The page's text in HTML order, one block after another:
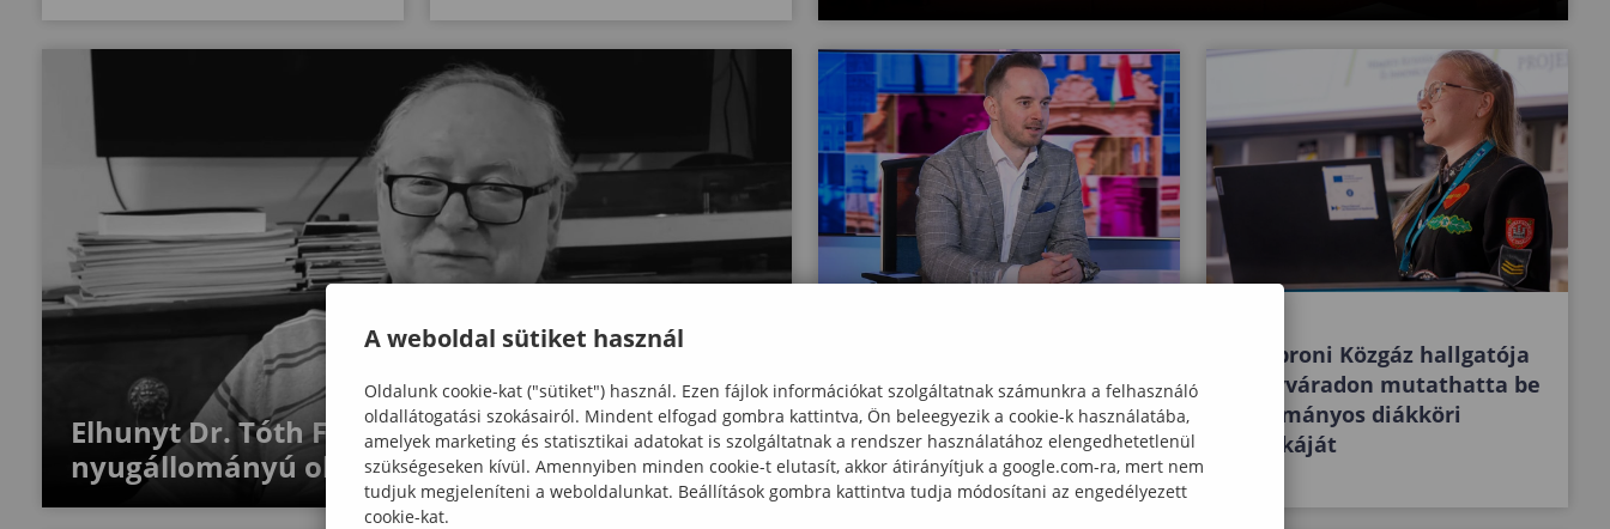
Elhunyt Dr. Tóth Ferenc, a Lámfalussy Kar
nyugállományú oktatója
jelöltjei között a Soproni
Egyetem adjunktusa, Dr.
Pirger Tamás
A Soproni Közgáz hallgatója
Nagyváradon mutathatta be
tudományos diákköri
munkáját
A weboldal sütiket használ
Oldalunk cookie-kat ("sütiket") használ. Ezen fájlok információkat szolgáltatnak számunkra a felhasználó
oldallátogatási szokásairól. Mindent elfogad gombra kattintva, Ön beleegyezik a cookie-k használatába,
amelyek marketing és statisztikai adatokat is szolgáltatnak a rendszer használatához elengedhetetlenül
szükségeseken kívül. Amennyiben minden cookie-t elutasít, akkor átirányítjuk a google.com-ra, mert nem
tudjuk megjeleníteni a weboldalunkat. Beállítások gombra kattintva tudja módosítani az engedélyezett
cookie-kat.